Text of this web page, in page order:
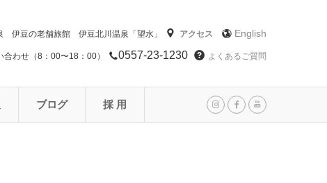
伊豆の老舗旅館 伊豆北川温泉「望水」 アクセス English
合わせ（8：00〜18：00） 0557-23-1230 よくあるご質問
ブログ 採 用